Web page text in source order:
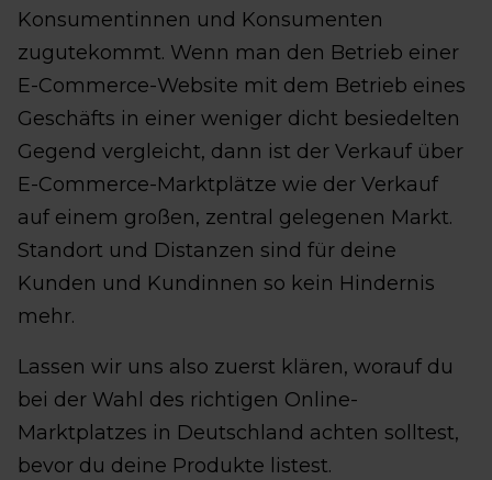
Konsumentinnen und Konsumenten
zugutekommt. Wenn man den Betrieb einer
E-Commerce-Website mit dem Betrieb eines
Geschäfts in einer weniger dicht besiedelten
Gegend vergleicht, dann ist der Verkauf über
E-Commerce-Marktplätze wie der Verkauf
auf einem großen, zentral gelegenen Markt.
Standort und Distanzen sind für deine
Kunden und Kundinnen so kein Hindernis
mehr.
Lassen wir uns also zuerst klären, worauf du
bei der Wahl des richtigen Online-
Marktplatzes in Deutschland achten solltest,
bevor du deine Produkte listest.